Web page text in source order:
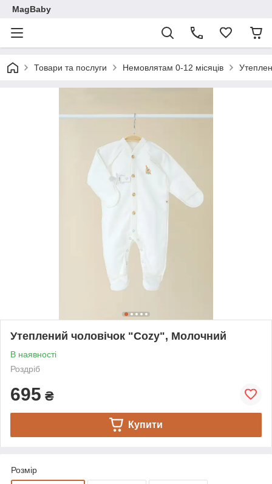
MagBaby
Товари та послуги Немовлятам 0-12 місяців
Утеплений чоловічок "Cozy", Молочний
В наявності
Роздріб
695 ₴
Купити
Розмір